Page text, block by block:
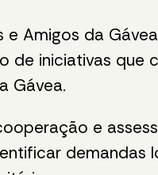
Amigos da
iniciativas que
Gávea.
e